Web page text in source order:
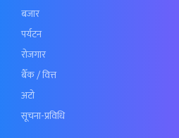
बजार
पर्यटन
रोजगार
बैँक / वित्त
अटो
सूचना-प्रविधि